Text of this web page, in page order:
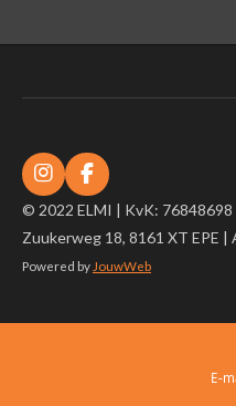
I
n
s
t
a
a
F
a
c
e
b
k
© 2022 ELMI | KvK:
Zuukerweg 18, 8161 XT EPE
Powered by JouwWeb
E-